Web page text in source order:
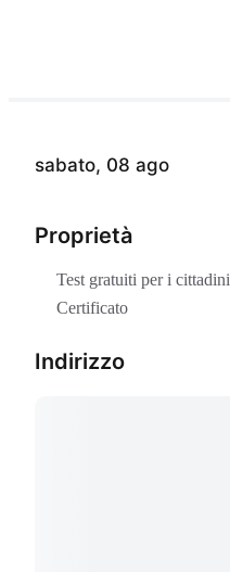
sabato, 08 ago
Proprietà
Test gratuiti per i cittadini
Certificato
Indirizzo